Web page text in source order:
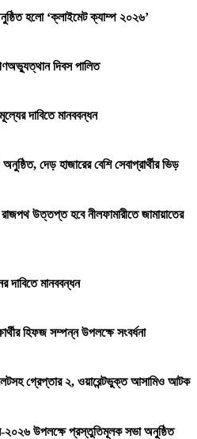
হলো ‘ক্লাইমেট ক্যাম্প ২০২৬’
দিবস পালিত
দাবিতে মানববন্ধন
দেড় হাজারের বেশি সেবাপ্রার্থীর ভিড়
উত্তপ্ত হবে নীলফামারীতে জামায়াতের
দাবিতে মানববন্ধন
হিফজ সম্পন্ন উপলক্ষে সংবর্ধনা
গ্রেপ্তার ২, ওয়ারেন্টভুক্ত আসামিও আটক
২০২৬ উপলক্ষে প্রস্তুতিমূলক সভা অনুষ্ঠিত